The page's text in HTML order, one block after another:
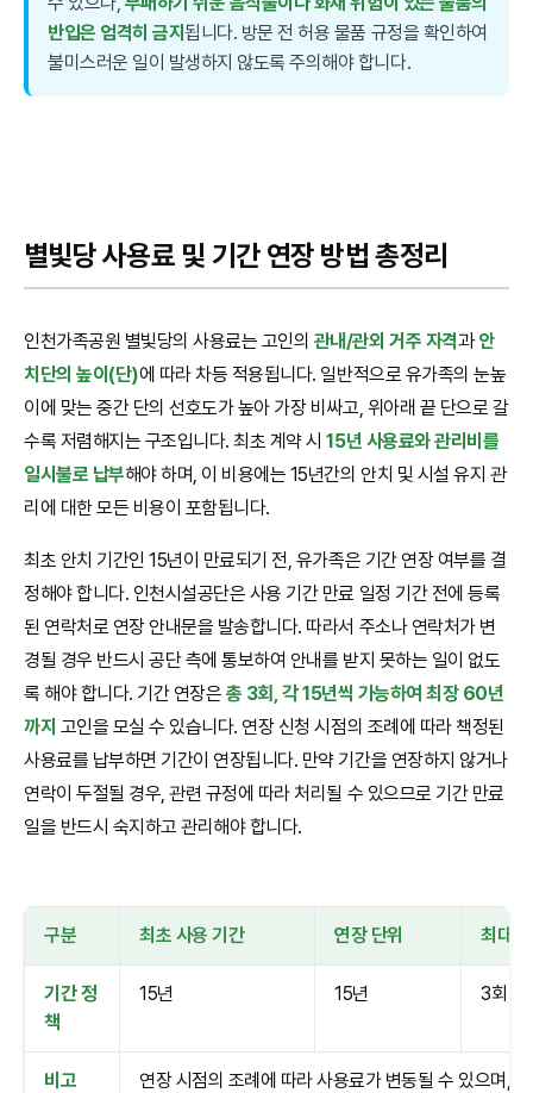
반입은 엄격히 금지됩니다. 방문 전 허용 물품 규정을 확인하여
불미스러운 일이 발생하지 않도록 주의해야 합니다.
별빛당 사용료 및 기간 연장 방법 총정리
인천가족공원 별빛당의 사용료는 고인의 관내/관외 거주 자격과안
치단의 높이(단)에 따라 차등 적용됩니다. 일반적으로 유가족의 눈높
이에 맞는 중간 단의 선호도가 높아 가장 비싸고, 위아래 끝 단으로 갈
수록 저렴해지는 구조입니다. 최초 계약 시15년 사용료와 관리비를
일시불로 납부해야 하며, 이 비용에는 15년간의 안치 및 시설 유지 관
리에 대한 모든 비용이 포함됩니다.
최초 안치 기간인 15년이 만료되기 전, 유가족은 기간 연장 여부를 결
정해야 합니다. 인천시설공단은 사용 기간 만료 일정 기간 전에 등록
된 연락처로 연장 안내문을 발송합니다. 따라서 주소나 연락처가 변
경될 경우 반드시 공단 측에 통보하여 안내를 받지 못하는 일이 없도
록 해야 합니다. 기간 연장은 총 3회, 각 15년씩 가능하여 최장 60년
까지 고인을 모실 수 있습니다. 연장 신청 시점의 조례에 따라 책정된
사용료를 납부하면 기간이 연장됩니다. 만약 기간을 연장하지 않거나
연락이 두절될 경우, 관련 규정에 따라 처리될 수 있으므로 기간 만료
일을 반드시 숙지하고 관리해야 합니다.
구분 최초 사용 기간 연장 단위 최대
기간 정
책
15년 15년 3회
비고 연장 시점의 조례에 따라 사용료가 변동될 수 있으며,